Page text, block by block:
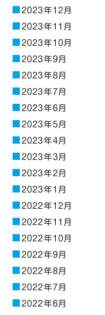
2023年12月
2023年11月
2023年10月
2023年9月
2023年8月
2023年7月
2023年6月
2023年5月
2023年4月
2023年3月
2023年2月
2023年1月
2022年12月
2022年11月
2022年10月
2022年9月
2022年8月
2022年7月
2022年6月